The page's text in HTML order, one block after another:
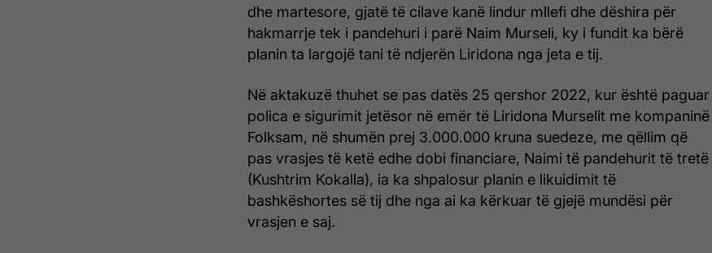
dhe martesore, gjatë të cilave kanë lindur mllefi dhe dëshira për
hakmarrje tek i pandehuri i parë Naim Murseli, ky i fundit ka bërë
planin ta largojë tani të ndjerën Liridona nga jeta e tij.
Në aktakuzë thuhet se pas datës 25 qershor 2022, kur është paguar
polica e sigurimit jetësor në emër të Liridona Murselit me kompaninë
Folksam, në shumën prej 3.000.000 kruna suedeze, me qëllim që
pas vrasjes të ketë edhe dobi financiare, Naimi të pandehurit të tretë
(Kushtrim Kokalla), ia ka shpalosur planin e likuidimit të
bashkëshortes së tij dhe nga ai ka kërkuar të gjejë mundësi për
vrasjen e saj.